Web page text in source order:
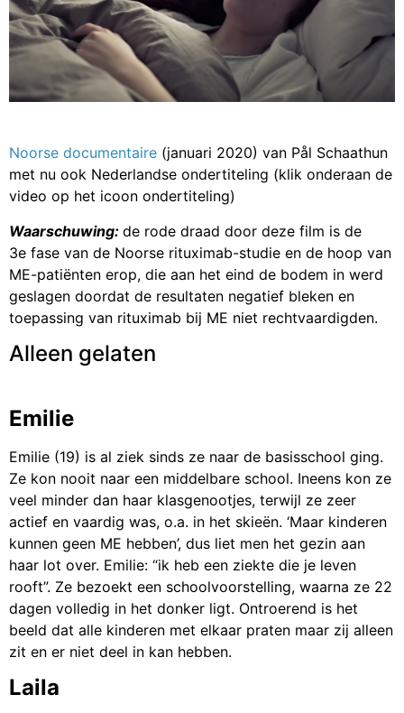
Noorse documentaire (januari 2020) van Pål Schaathun
met nu ook Nederlandse ondertiteling (klik onderaan de
video op het icoon ondertiteling)
Waarschuwing: de rode draad door deze film is de
3e fase van de Noorse rituximab-studie en de hoop van
ME-patiënten erop, die aan het eind de bodem in werd
geslagen doordat de resultaten negatief bleken en
toepassing van rituximab bij ME niet rechtvaardigden.
Alleen gelaten
Emilie
Emilie (19) is al ziek sinds ze naar de basisschool ging.
Ze kon nooit naar een middelbare school. Ineens kon ze
veel minder dan haar klasgenootjes, terwijl ze zeer
actief en vaardig was, o.a. in het skieën. ‘Maar kinderen
kunnen geen ME hebben’, dus liet men het gezin aan
haar lot over. Emilie: “ik heb een ziekte die je leven
rooft”. Ze bezoekt een schoolvoorstelling, waarna ze 22
dagen volledig in het donker ligt. Ontroerend is het
beeld dat alle kinderen met elkaar praten maar zij alleen
zit en er niet deel in kan hebben.
Laila